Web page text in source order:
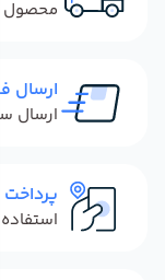
محصول
ارسال
ارسال
پرداخت